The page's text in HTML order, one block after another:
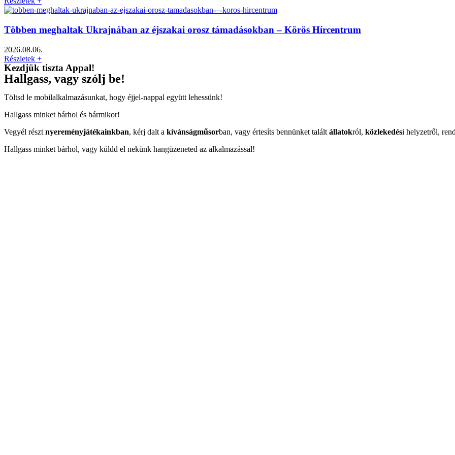
Többen meghaltak Ukrajnában az éjszakai orosz támadásokban – Körös Hírcentrum
2026.08.06.
Részletek +
Kezdjük tiszta Appal!
Hallgass, vagy szólj be!
Töltsd le mobilalkalmazásunkat, hogy éjjel-nappal együtt lehessünk!
Hallgass minket bárhol és bármikor!
Vegyél részt nyereményjátékainkban, kérj dalt a kívánságműsorban, vagy értesíts bennünket talált állatokról, közlekedési helyzetről,
Hallgass minket bárhol, vagy küldd el nekünk hangüzeneted az alkalmazással!